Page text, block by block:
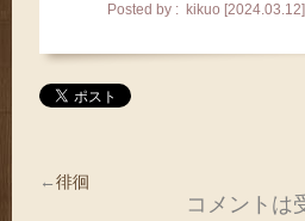
Posted by : kikuo [2024.03.12]
←徘徊
コメントは